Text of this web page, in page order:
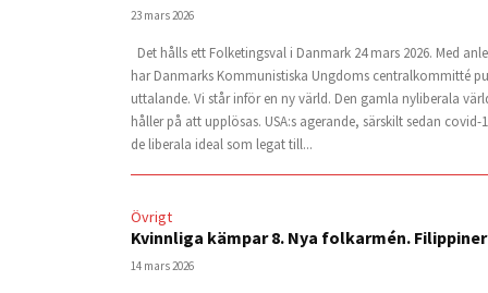
23 mars 2026
Det hålls ett Folketingsval i Danmark 24 mars 2026. Med
har Danmarks Kommunistiska Ungdoms centralkommitté
uttalande. Vi står inför en ny värld. Den gamla nyliberala
håller på att upplösas. USA:s agerande, särskilt sedan covid-
de liberala ideal som legat till...
Övrigt
Kvinnliga kämpar 8. Nya folkarmén.
14 mars 2026